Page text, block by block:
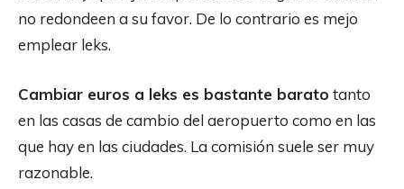
no redondeen a su favor. De lo contrario es mejo
emplear leks.
Cambiar euros a leks es bastante barato tanto
en las casas de cambio del aeropuerto como en las
que hay en las ciudades. La comisión suele ser muy
razonable.